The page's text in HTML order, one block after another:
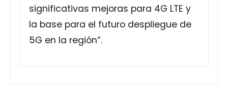
significativas mejoras para 4G LTE y
la base para el futuro despliegue de
5G en la región”.